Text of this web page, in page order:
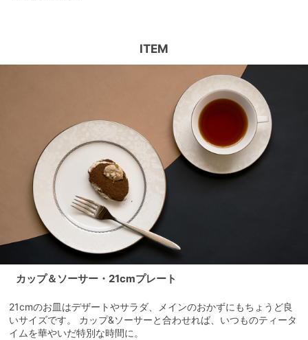
ITEM
カップ＆ソーサー・21cmプレート
21cmのお皿はデザートやサラダ、メインのおかずにもちょうど良
いサイズです。 カップ&ソーサーと合わせれば、いつものティータ
イムを華やいだ特別な時間に。